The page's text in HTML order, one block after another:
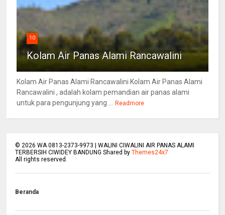
10
Kolam Air Panas Alami Rancawalini
Kolam Air Panas Alami Rancawalini Kolam Air Panas Alami
Rancawalini , adalah kolam pemandian air panas alami
untuk para pengunjung yang ...
Readmore
© 2026 WA 0813-2373-9973 | WALINI CIWALINI AIR PANAS ALAMI
TERBERSIH CIWIDEY BANDUNG Shared byThemes24x7
All rights reserved.
Beranda